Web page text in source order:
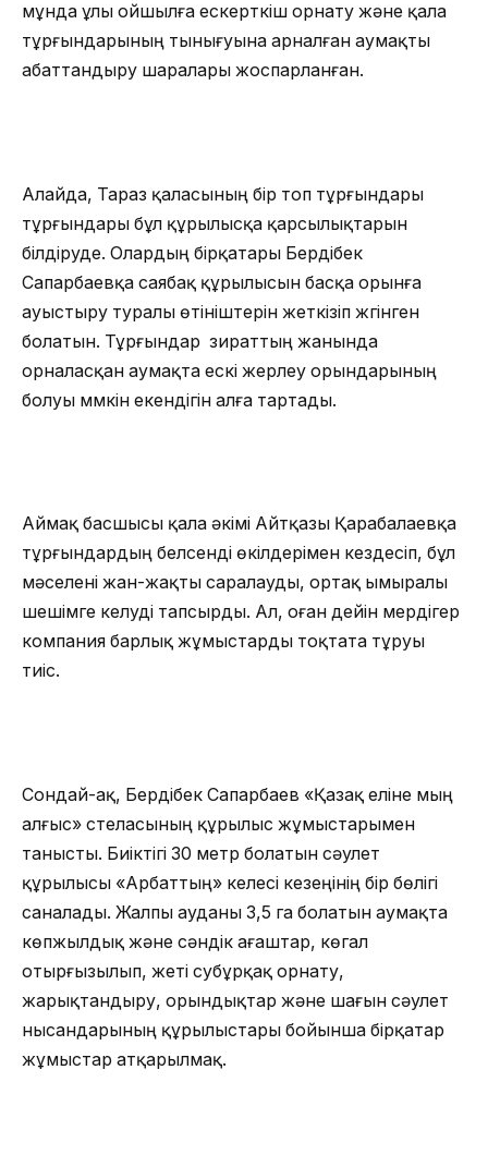
мұнда ұлы ойшылға ескерткіш орнату және қала
тұрғындарының тынығуына арналған аумақты
абаттандыру шаралары жоспарланған.
Алайда, Тараз қаласының бір топ тұрғындары
тұрғындары бұл құрылысқа қарсылықтарын
білдіруде. Олардың бірқатары Бердібек
Сапарбаевқа саябақ құрылысын басқа орынға
ауыстыру туралы өтініштерін жеткізіп жүгінген
болатын. Тұрғындар зираттың жанында
орналасқан аумақта ескі жерлеу орындарының
болуы мүмкін екендігін алға тартады.
Аймақ басшысы қала әкімі Айтқазы Қарабалаевқа
тұрғындардың белсенді өкілдерімен кездесіп, бұл
мәселені жан-жақты саралауды, ортақ ымыралы
шешімге келуді тапсырды. Ал, оған дейін мердігер
компания барлық жұмыстарды тоқтата тұруы
тиіс.
Сондай-ақ, Бердібек Сапарбаев «Қазақ еліне мың
алғыс» стеласының құрылыс жұмыстарымен
танысты. Биіктігі 30 метр болатын сәулет
құрылысы «Арбаттың» келесі кезеңінің бір бөлігі
саналады. Жалпы ауданы 3,5 га болатын аумақта
көпжылдық және сәндік ағаштар, көгал
отырғызылып, жеті субұрқақ орнату,
жарықтандыру, орындықтар және шағын сәулет
нысандарының құрылыстары бойынша бірқатар
жұмыстар атқарылмақ.